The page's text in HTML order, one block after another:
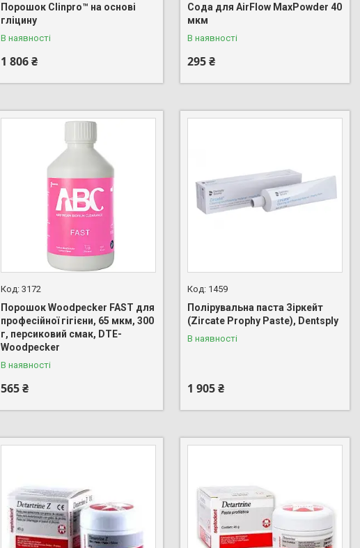
Порошок Clinpro™ на основі
гліцину
В наявності
1 806 ₴
Сода для AirFlow MaxPowder 40
мкм
В наявності
295 ₴
3172
Порошок Woodpecker FAST для
професійної гігієни, 65 мкм, 300
г, персиковий смак, DTE-
Woodpecker
В наявності
565 ₴
1459
Полірувальна паста Зіркейт
(Zircate Prophy Paste), Dentsply
В наявності
1 905 ₴